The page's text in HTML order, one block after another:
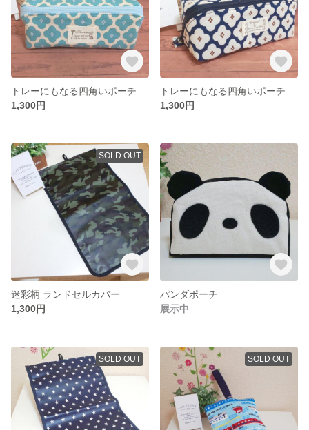
1,300円
1,300円
SOLD OUT
迷彩柄 ランドセルカバー
1,300円
パンダポーチ
展示中
SOLD OUT SOLD OUT